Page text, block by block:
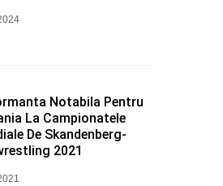
Notabila Pentru
La Campionatele
De Skandenberg-
2021